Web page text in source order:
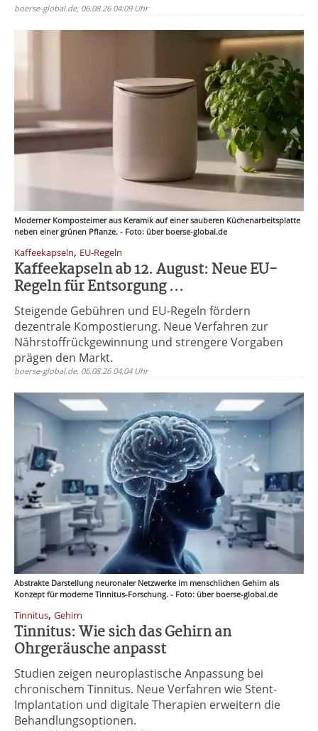
boerse-global.de, 06.08.26 04:09 Uhr
Moderner Komposteimer aus Keramik auf einer sauberen Küchenarbeitsplatte
neben einer grünen Pflanze. - Foto: über boerse-global.de
Kaffeekapseln, EU-Regeln
Kaffeekapseln ab 12. August: Neue EU-
Regeln für Entsorgung ...
Steigende Gebühren und EU-Regeln fördern
dezentrale Kompostierung. Neue Verfahren zur
Nährstoffrückgewinnung und strengere Vorgaben
prägen den Markt.
boerse-global.de, 06.08.26 04:04 Uhr
Abstrakte Darstellung neuronaler Netzwerke im menschlichen Gehirn als
Konzept für moderne Tinnitus-Forschung. - Foto: über boerse-global.de
Tinnitus, Gehirn
Tinnitus: Wie sich das Gehirn an
Ohrgeräusche anpasst
Studien zeigen neuroplastische Anpassung bei
chronischem Tinnitus. Neue Verfahren wie Stent-
Implantation und digitale Therapien erweitern die
Behandlungsoptionen.